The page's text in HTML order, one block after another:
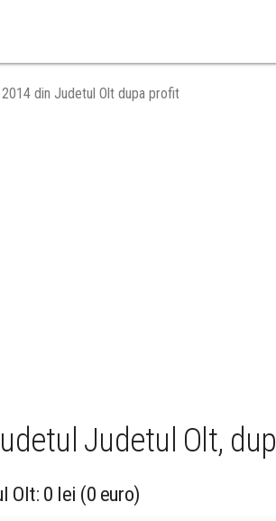
din Judetul Olt dupa profit
Judetul Olt,
Olt: 0 lei (0 euro)